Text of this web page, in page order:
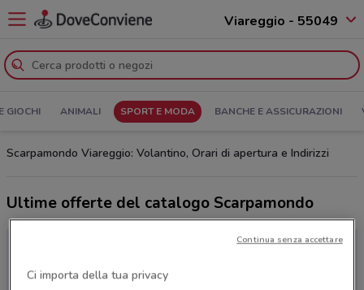
Viareggio - 55049
GIOCHI ANIMALI SPORT E MODA BANCHE E ASSICURAZIONI
Scarpamondo Viareggio: Volantino, Orari di apertura e Indirizzi
Ultime offerte del catalogo Scarpamondo
Ci importa della tua privacy
Continua senza accettare